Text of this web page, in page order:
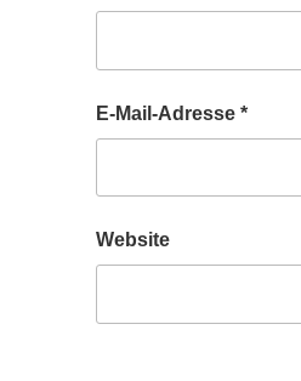
E-Mail-Adresse *
Website